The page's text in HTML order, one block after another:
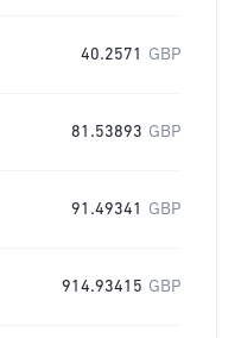
40.2571 GBP
81.53893 GBP
91.49341 GBP
914.93415 GBP